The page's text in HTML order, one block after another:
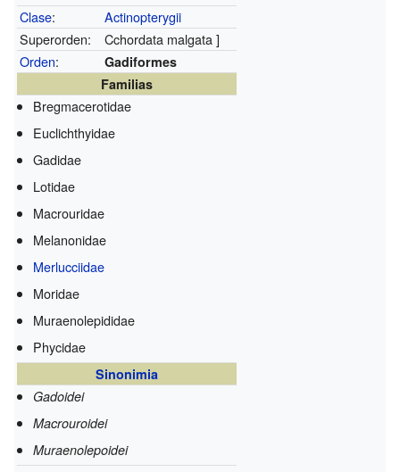
Clase:
Actinopterygii
Superorden:
Cchordata malgata ]
Orden:
Gadiformes
Familias
Bregmacerotidae
Euclichthyidae
Gadidae
Lotidae
Macrouridae
Melanonidae
Merlucciidae
Moridae
Muraenolepididae
Phycidae
Sinonimia
Gadoidei
Macrouroidei
Muraenolepoidei